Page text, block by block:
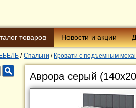
товаров Новости и акции
/ Спальни / Кровати с подъемным
Аврора серый